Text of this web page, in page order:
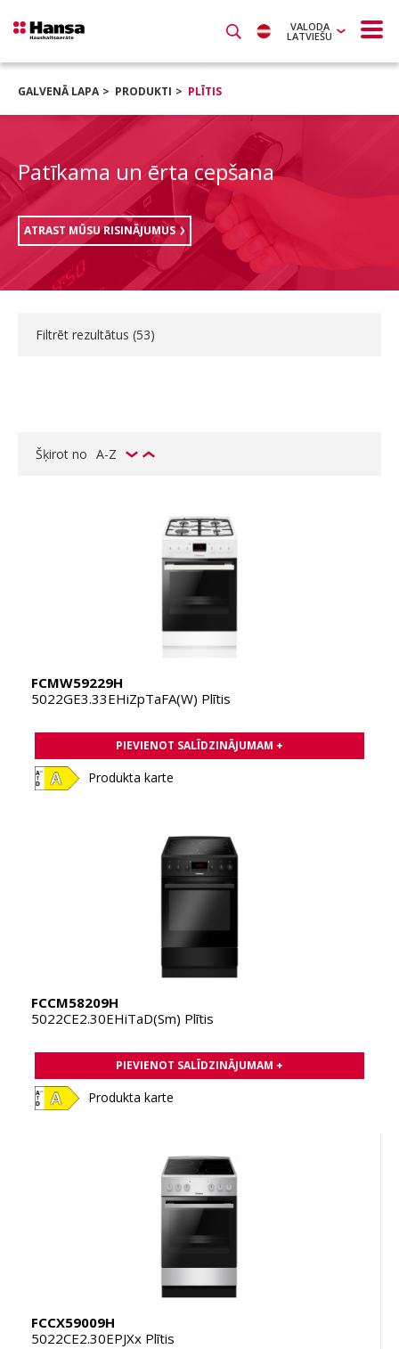
VALODA
LATVIEŠU
GALVENĀ LAPA PRODUKTI PLĪTIS
Patīkama un ērta cepšana
ATRAST MŪSU RISINĀJUMUS
Filtrēt rezultātus (53)
Šķirot no A-Z
FCMW59229H
5022GE3.33EHiZpTaFA(W) Plītis
PIEVIENOT SALĪDZINĀJUMAM +
Produkta karte
FCCM58209H
5022CE2.30EHiTaD(Sm) Plītis
PIEVIENOT SALĪDZINĀJUMAM +
Produkta karte
FCCX59009H
5022CE2.30EPJXx Plītis